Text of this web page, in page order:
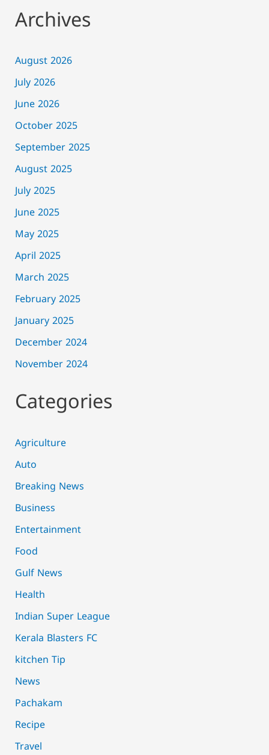
Archives
August 2026
July 2026
June 2026
October 2025
September 2025
August 2025
July 2025
June 2025
May 2025
April 2025
March 2025
February 2025
January 2025
December 2024
November 2024
Categories
Agriculture
Auto
Breaking News
Business
Entertainment
Food
Gulf News
Health
Indian Super League
Kerala Blasters FC
kitchen Tip
News
Pachakam
Recipe
Travel